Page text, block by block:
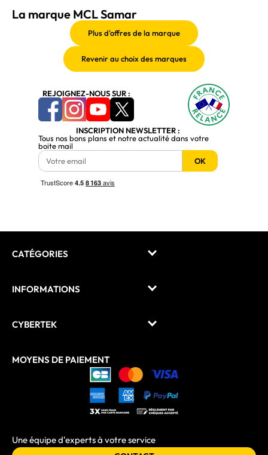
La marque MCL Samar
REJOIGNEZ-NOUS SUR :
INSCRIPTION NEWSLETTER :
Tous nos bons plans et notre actualité dans votre
boite mail
OK
CATÉGORIES
INFORMATIONS
CYBERTEK
MOYENS DE PAIEMENT
Une équipe d'experts à votre service